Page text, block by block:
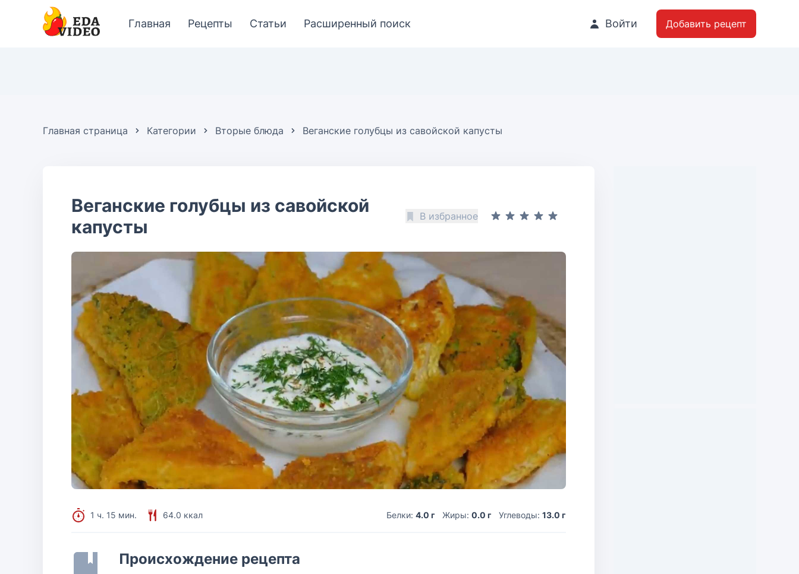
Главная Рецепты Статьи Расширенный поиск Войти Добавить рецепт
Главная страница Категории Вторые блюда Веганские голубцы из савойской капусты
Веганские голубцы из савойской
капусты
В избранное
1 ч. 15 мин. 64.0 ккал Белки: 4.0 г Жиры: 0.0 г Углеводы: 13.0 г
Происхождение рецепта